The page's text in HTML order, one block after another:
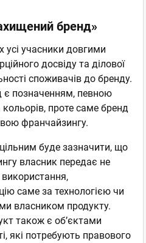
бренд»
усі учасники довгими
досвіду та ділової
споживачів до бренду.
є позначенням, певною
проте саме бренд
франчайзингу.
буде зазначити, що
власник передає не
саме за технологією чи
власником продукту.
також є об’єктами
які потребують правового